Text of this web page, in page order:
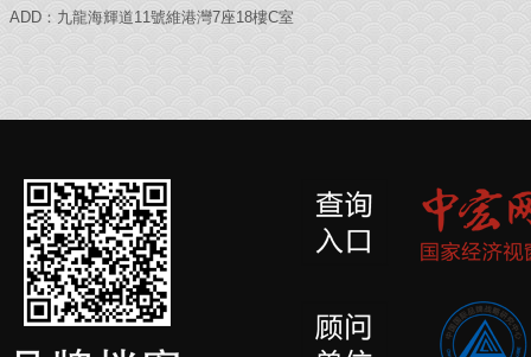
ADD：九龍海輝道11號維港灣7座18樓C室